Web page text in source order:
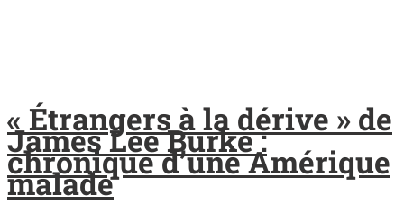
« Étrangers à la dérive » de
James Lee Burke :
chronique d’une Amérique
malade